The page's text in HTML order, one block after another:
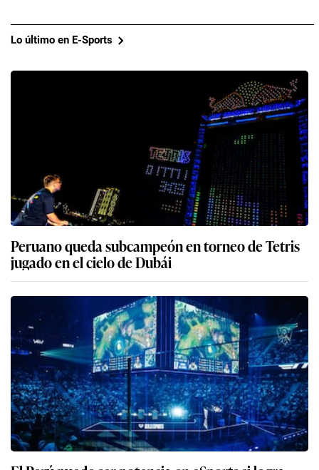
Lo último en E-Sports
Peruano queda subcampeón en torneo de Tetris
jugado en el cielo de Dubái